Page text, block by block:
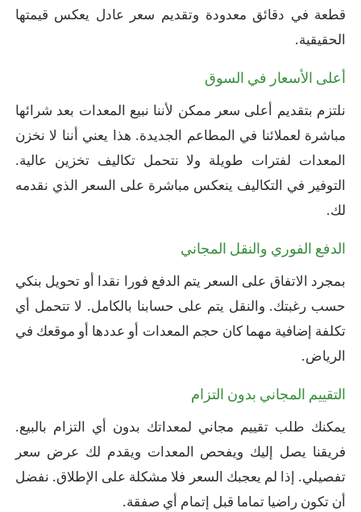
قطعة في دقائق معدودة وتقديم سعر عادل يعكس قيمتها
الحقيقية.
أعلى الأسعار في السوق
نلتزم بتقديم أعلى سعر ممكن لأننا نبيع المعدات بعد شرائها
مباشرة لعملائنا في المطاعم الجديدة. هذا يعني أننا لا نخزن
المعدات لفترات طويلة ولا نتحمل تكاليف تخزين عالية.
التوفير في التكاليف ينعكس مباشرة على السعر الذي نقدمه
لك.
الدفع الفوري والنقل المجاني
بمجرد الاتفاق على السعر يتم الدفع فورا نقدا أو تحويل بنكي
حسب رغبتك. والنقل يتم على حسابنا بالكامل. لا تتحمل أي
تكلفة إضافية مهما كان حجم المعدات أو عددها أو موقعك في
الرياض.
التقييم المجاني بدون التزام
يمكنك طلب تقييم مجاني لمعداتك بدون أي التزام بالبيع.
فريقنا يصل إليك ويفحص المعدات ويقدم لك عرض سعر
تفصيلي. إذا لم يعجبك السعر فلا مشكلة على الإطلاق. نفضل
أن تكون راضيا تماما قبل إتمام أي صفقة.